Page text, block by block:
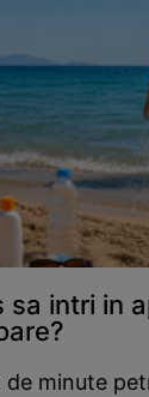
sa intri in
de minute